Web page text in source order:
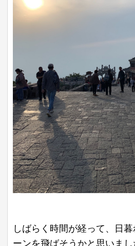
しばらく時間が経って、日
ーンを飛ばそうかと思いま